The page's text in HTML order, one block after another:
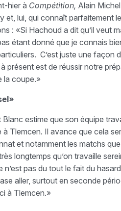
hier à Compétition, Alain
et, lui, qui connaît parfaitement
: «Si Hachoud a dit qu’il veut
étant donné que je connais
C’est juste une façon
présent est de réussir notre
la coupe.»
Blanc estime que son équipe
Tlemcen. Il avance que cela
et notamment les matchs
longtemps qu’on travaille
n’est pas du tout le fait du
aller, surtout en seconde
à Tlemcen.»